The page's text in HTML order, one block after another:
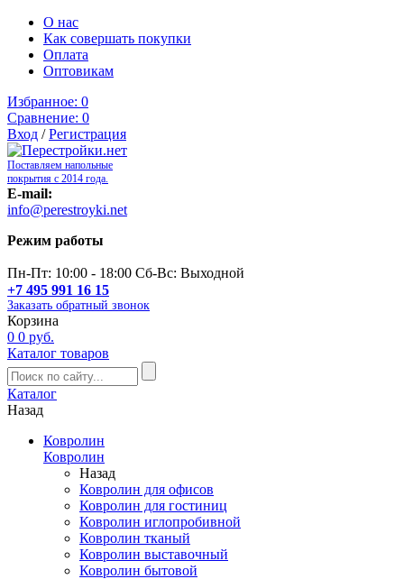
О нас
Как совершать покупки
Оплата
Оптовикам
Избранное: 0
Сравнение: 0
Вход /Регистрация
Поставляем напольные
покрытия с 2014 года.
E-mail:
info@perestroyki.net
Режим работы
Пн-Пт: 10:00 - 18:00 Сб-Вс: Выходной
+7 495 991 16 15
Заказать обратный звонок
Корзина
0 0 руб.
Каталог товаров
Каталог
Назад
Ковролин
Ковролин
Назад
Ковролин для офисов
Ковролин для гостиниц
Ковролин иглопробивной
Ковролин тканый
Ковролин выставочный
Ковролин бытовой